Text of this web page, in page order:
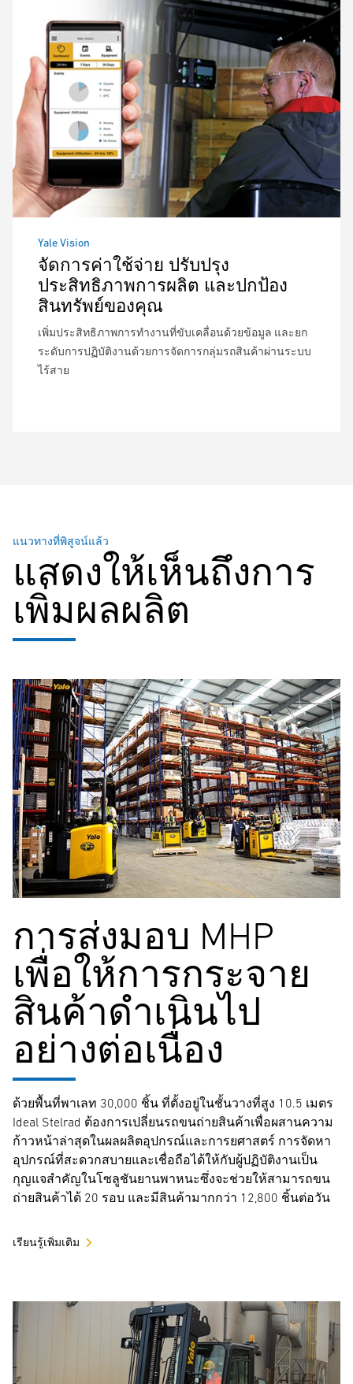
Yale Vision
จัดการค่าใช้จ่าย ปรับปรุง
ประสิทธิภาพการผลิต และปกป้อง
สินทรัพย์ของคุณ
เพิ่มประสิทธิภาพการทำงานที่ขับเคลื่อนด้วยข้อมูล และยก
ระดับการปฏิบัติงานด้วยการจัดการกลุ่มรถสินค้าผ่านระบบ
ไร้สาย
แนวทางที่พิสูจน์แล้ว
แสดงให้เห็นถึงการ
เพิ่มผลผลิต
การส่งมอบ MHP
เพื่อให้การกระจาย
สินค้าดำเนินไป
อย่างต่อเนื่อง
ด้วยพื้นที่พาเลท 30,000 ชิ้น ที่ตั้งอยู่ในชั้นวางที่สูง 10.5 เมตร
Ideal Stelrad ต้องการเปลี่ยนรถขนถ่ายสินค้าเพื่อผสานความ
ก้าวหน้าล่าสุดในผลผลิตอุปกรณ์และการยศาสตร์ การจัดหา
อุปกรณ์ที่สะดวกสบายและเชื่อถือได้ให้กับผู้ปฏิบัติงานเป็น
กุญแจสำคัญในโซลูชันยานพาหนะซึ่งจะช่วยให้สามารถขน
ถ่ายสินค้าได้ 20 รอบ และมีสินค้ามากกว่า 12,800 ชิ้นต่อวัน
เรียนรู้เพิ่มเติม